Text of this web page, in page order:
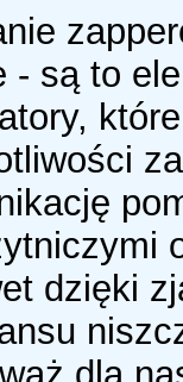
- są to
dzięki